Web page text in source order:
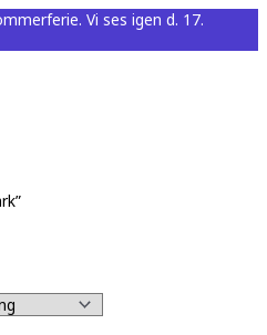
Vi ses igen d. 17.